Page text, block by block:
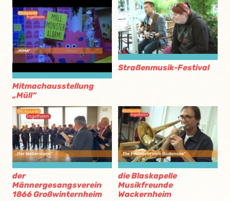
Mitmachausstellung
„Müll“
Straßenmusik-Festival
der
Männergesangsverein
1866 Großwinternheim
die Blaskapelle
Musikfreunde
Wackernheim